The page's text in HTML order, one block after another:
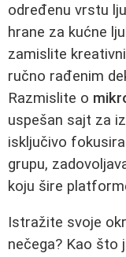
određenu vrstu
hrane za kućne
zamislite
ručno rađenim
Razmislite o
uspešan sajt za
isključivo
grupu,
koju šire
Istražite svoje
nečega? Kao što